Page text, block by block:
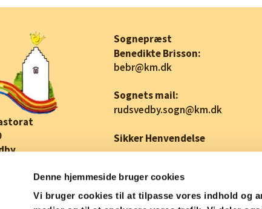
Denne hjemmeside bruger cookies
Vi bruger cookies til at tilpasse vores indhold og
57269715
5798000843448
Sognepræst
Benedikte Brisson:
bebr@km.dk
Sognets mail:
rudsvedby.sogn@km.dk
Sikker Henvendelse